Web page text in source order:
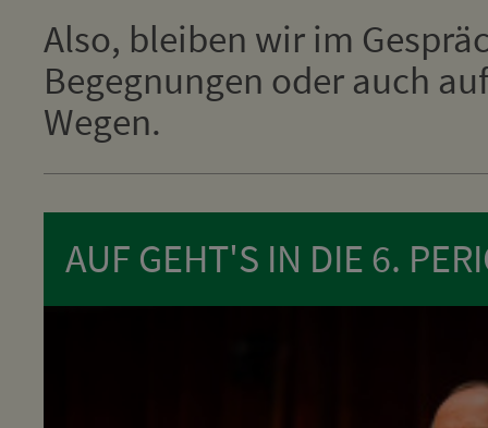
Also, bleiben wir im
Begegnungen oder auch
Wegen.
AUF GEHT'S IN DIE 6.